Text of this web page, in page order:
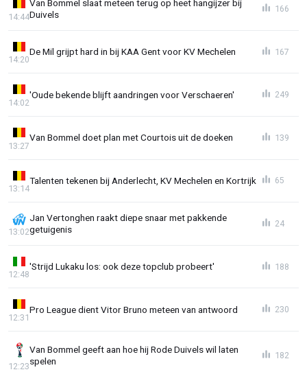
Van Bommel slaat meteen terug op heet hangijzer bij
Duivels
14:44
166
De Mil grijpt hard in bij KAA Gent voor KV Mechelen
14:20
167
'Oude bekende blijft aandringen voor Verschaeren'
14:02
249
Van Bommel doet plan met Courtois uit de doeken
13:27
139
Talenten tekenen bij Anderlecht, KV Mechelen en Kortrijk
13:14
65
Jan Vertonghen raakt diepe snaar met pakkende
getuigenis
13:02
24
'Strijd Lukaku los: ook deze topclub probeert'
12:48
188
Pro League dient Vitor Bruno meteen van antwoord
12:31
230
Van Bommel geeft aan hoe hij Rode Duivels wil laten
spelen
12:23
182